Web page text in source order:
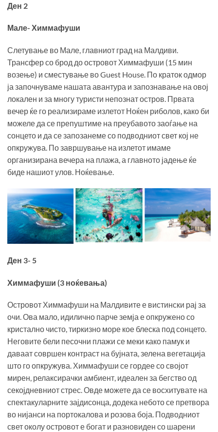
Ден 2
Мале- Химмафуши
Слетување во Мале, главниот град на Малдиви.
Трансфер со брод до островот Химмафуши (15 мин
возење) и сместување во Guest House. По краток одмор
ја започнуваме нашата авантура и запознавање на овој
локален и за многу туристи непознат остров. Првата
вечер ќе го реализираме излетот Ноќен риболов, како би
можеле да се препуштиме на преубавото заоѓање на
сонцето и да се запозанеме со подводниот свет кој не
опкружува. По завршување на излетот имаме
организирана вечера на плажа, а главното јадење ќе
биде нашиот улов. Ноќевање.
Ден 3- 5
Химмафуши (3 ноќевања)
Островот Химмафуши на Малдивите е вистински рај за
очи. Ова мало, идилично парче земја е опкружено со
кристално чисто, тиркизно море кое блеска под сонцето.
Неговите бели песочни плажи се меки како памук и
даваат совршен контраст на бујната, зелена вегетација
што го опкружува. Химмафуши се гордее со својот
мирен, релаксирачки амбиент, идеален за бегство од
секојдневниот стрес. Овде можете да се восхитувате на
спектакуларните зајдисонца, додека небото се претвора
во нијанси на портокалова и розова боја. Подводниот
свет околу островот е богат и разновиден со шарени